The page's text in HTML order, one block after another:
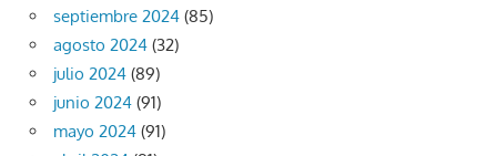
septiembre 2024 (85)
agosto 2024 (32)
julio 2024 (89)
junio 2024 (91)
mayo 2024 (91)